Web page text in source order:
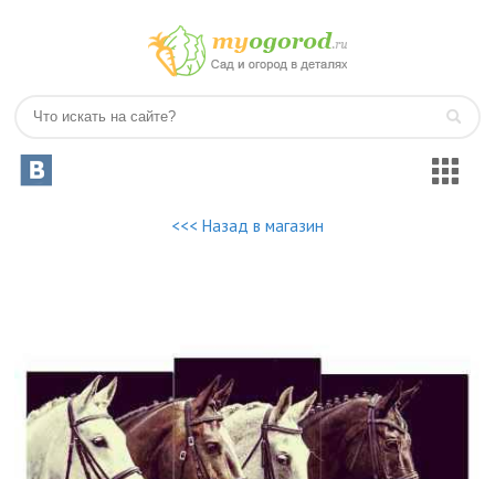
<<< Назад в магазин